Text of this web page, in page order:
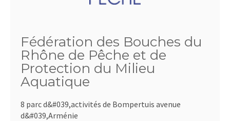
Fédération des Bouches du
Rhône de Pêche et de
Protection du Milieu
Aquatique
8 parc d&#039,activités de Bompertuis avenue
d&#039,Arménie